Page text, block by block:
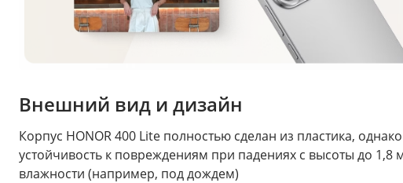
Внешний вид и дизайн
Корпус HONOR 400 Lite полностью сделан из пластика,
устойчивость к повреждениям при падениях с высоты до 1,8
влажности (например, под дождем)